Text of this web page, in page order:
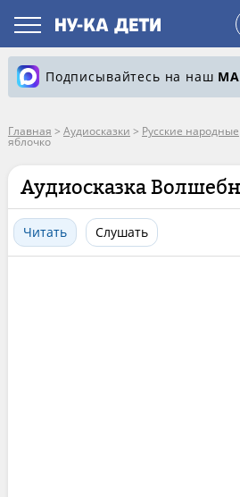
Подписывайтесь на наш
Главная > Аудиосказки > Русские народные
яблочко
Аудиосказка
Читать Слушать